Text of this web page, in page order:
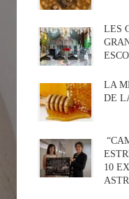
LES
LA
DE
10